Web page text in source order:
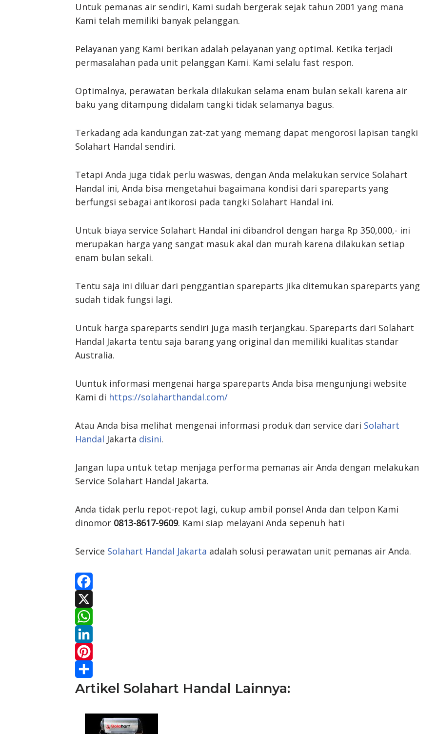
Untuk pemanas air sendiri, Kami sudah bergerak sejak tahun 2001 yang mana
Kami telah memiliki banyak pelanggan.
Pelayanan yang Kami berikan adalah pelayanan yang optimal. Ketika terjadi
permasalahan pada unit pelanggan Kami. Kami selalu fast respon.
Optimalnya, perawatan berkala dilakukan selama enam bulan sekali karena air
baku yang ditampung didalam tangki tidak selamanya bagus.
Terkadang ada kandungan zat-zat yang memang dapat mengorosi lapisan tangki
Solahart Handal sendiri.
Tetapi Anda juga tidak perlu waswas, dengan Anda melakukan service Solahart
Handal ini, Anda bisa mengetahui bagaimana kondisi dari spareparts yang
berfungsi sebagai antikorosi pada tangki Solahart Handal ini.
Untuk biaya service Solahart Handal ini dibandrol dengan harga Rp 350,000,- ini
merupakan harga yang sangat masuk akal dan murah karena dilakukan setiap
enam bulan sekali.
Tentu saja ini diluar dari penggantian spareparts jika ditemukan spareparts yang
sudah tidak fungsi lagi.
Untuk harga spareparts sendiri juga masih terjangkau. Spareparts dari Solahart
Handal Jakarta tentu saja barang yang original dan memiliki kualitas standar
Australia.
Uuntuk informasi mengenai harga spareparts Anda bisa mengunjungi website
Kami di https://solaharthandal.com/
Atau Anda bisa melihat mengenai informasi produk dan service dari Solahart
Handal Jakarta disini.
Jangan lupa untuk tetap menjaga performa pemanas air Anda dengan melakukan
Service Solahart Handal Jakarta.
Anda tidak perlu repot-repot lagi, cukup ambil ponsel Anda dan telpon Kami
dinomor 0813-8617-9609. Kami siap melayani Anda sepenuh hati
Service Solahart Handal Jakarta adalah solusi perawatan unit pemanas air Anda.
F
a
c
e
b
o
X
W
h
a
t
L
n
P
iS
Artikel Solahart Handal Lainnya: